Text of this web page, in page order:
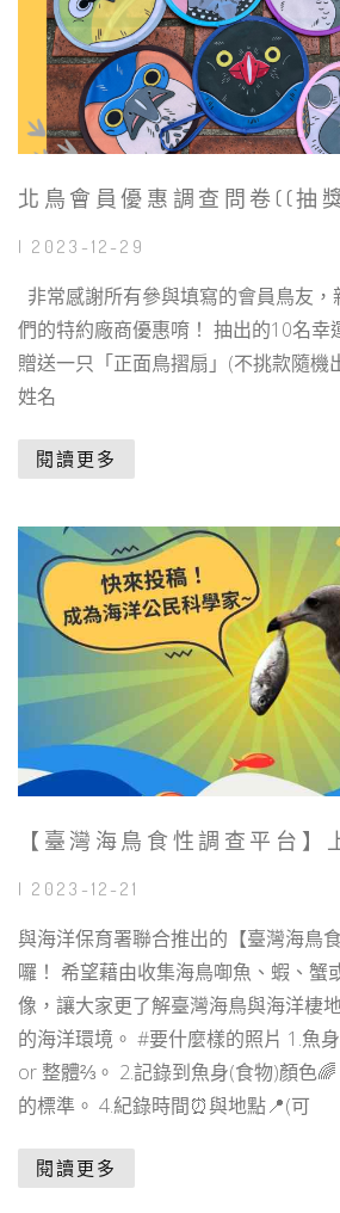
北鳥會員優惠調查問卷((抽
| 2023-12-29
非常感謝所有參與填寫的會員鳥友
們的特約廠商優惠唷！ 抽出的10名幸
贈送一只「正面鳥摺扇」(不挑款隨
姓名
閱讀更多
【臺灣海鳥食性調查平台】
| 2023-12-21
與海洋保育署聯合推出的【臺灣海鳥
囉！ 希望藉由收集海鳥啣魚、蝦、蟹
像，讓大家更了解臺灣海鳥與海洋棲
的海洋環境。 #要什麼樣的照片 1.魚
or 整體⅔。 2.記錄到魚身(食物)顏色
的標準。 4.紀錄時間⏰與地點📍(可
閱讀更多